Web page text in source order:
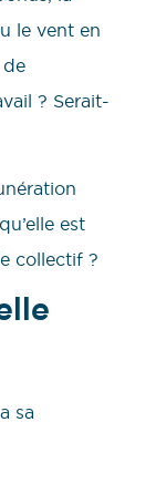
le vent en
? Serait-
est
collectif ?
sa